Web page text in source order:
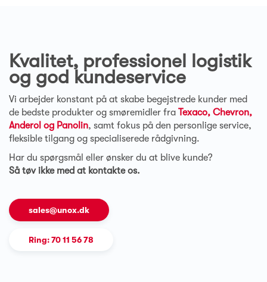
Kvalitet, professionel logistik
og god kundeservice
Vi arbejder konstant på at skabe begejstrede kunder med
de bedste produkter og smøremidler fra Texaco, Chevron,
Anderol og Panolin, samt fokus på den personlige service,
fleksible tilgang og specialiserede rådgivning.
Har du spørgsmål eller ønsker du at blive kunde?
Så tøv ikke med at kontakte os.
sales@unox.dk
Ring: 70 11 56 78